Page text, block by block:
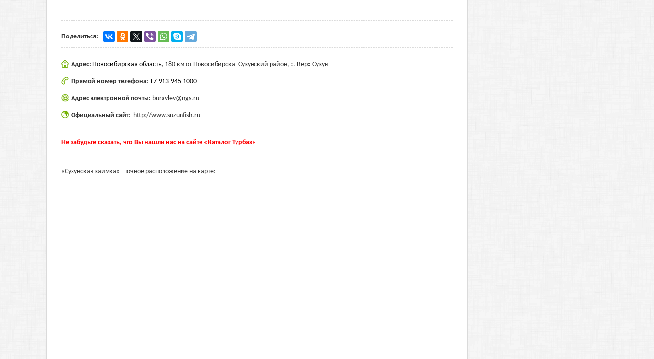
Поделиться:
Адрес: Новосибирская область, 180 км от Новосибирска, Сузунский район, с. Верх-Сузун
Прямой номер телефона: +7-913-945-1000
Адрес электронной почты: buravlev@ngs.ru
Официальный сайт: http://www.suzunfish.ru
Не забудьте сказать, что Вы нашли нас на сайте «Каталог Турбаз»
«Сузунская заимка» - точное расположение на карте: